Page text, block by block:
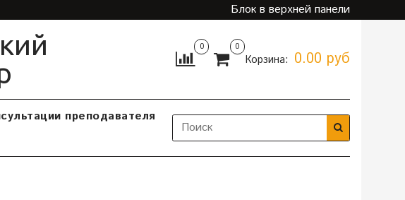
Блок в верхней панели
0 0
Корзина: 0.00 руб
преподавателя